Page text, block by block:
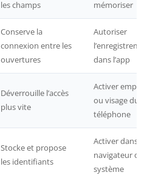
les champs
mémoriser
Conserve la
connexion entre les
ouvertures
Autoriser
l’enregistrement
dans l’app
Déverrouille l’accès
plus vite
Activer empreinte
ou visage du
téléphone
Stocke et propose
les identifiants
Activer dans le
navigateur ou le
système